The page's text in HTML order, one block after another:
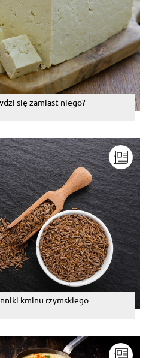
się zamiast niego?
kminu rzymskiego